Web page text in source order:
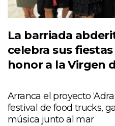
La barriada
celebra sus
honor a la Virgen
Arranca el proyecto
festival de food trucks,
música junto al mar